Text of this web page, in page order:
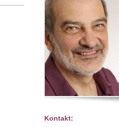
Kontakt: